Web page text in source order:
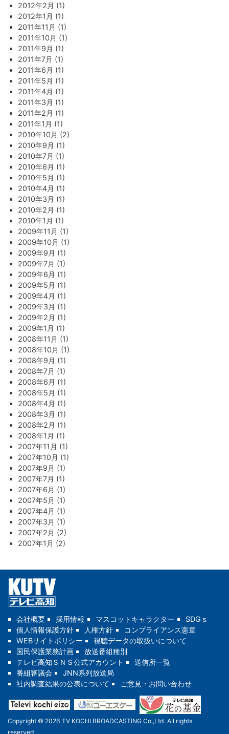
2012年2月 (1)
2012年1月 (1)
2011年11月 (1)
2011年10月 (1)
2011年9月 (1)
2011年7月 (1)
2011年6月 (1)
2011年5月 (1)
2011年4月 (1)
2011年3月 (1)
2011年2月 (1)
2011年1月 (1)
2010年10月 (2)
2010年9月 (1)
2010年7月 (1)
2010年6月 (1)
2010年5月 (1)
2010年4月 (1)
2010年3月 (1)
2010年2月 (1)
2010年1月 (1)
2009年11月 (1)
2009年10月 (1)
2009年9月 (1)
2009年7月 (1)
2009年6月 (1)
2009年5月 (1)
2009年4月 (1)
2009年3月 (1)
2009年2月 (1)
2009年1月 (1)
2008年11月 (1)
2008年10月 (1)
2008年9月 (1)
2008年7月 (1)
2008年6月 (1)
2008年5月 (1)
2008年4月 (1)
2008年3月 (1)
2008年2月 (1)
2008年1月 (1)
2007年11月 (1)
2007年10月 (1)
2007年9月 (1)
2007年7月 (1)
2007年6月 (1)
2007年5月 (1)
2007年4月 (1)
2007年3月 (1)
2007年2月 (2)
2007年1月 (2)
会社概要 採用情報 マスコットキャラクター
SDGｓ
個人情報保護方針
人権方針
コンプライアンス憲章
WEBサイトポリシー
視聴データの取扱いについて
国民保護業務計画
放送番組種別
テレビ高知ＳＮＳ公式アカウント
送信所一覧
番組審議会
JNN系列放送局
社内調査結果の公表について
ご意見・お問い合わせ
Copyright © 2026 TV KOCHI BROADCASTING Co.,Ltd. All rights
reserved.